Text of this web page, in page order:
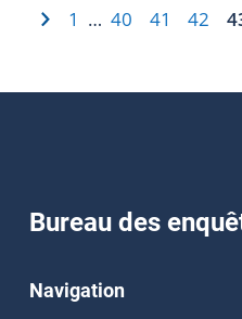
1 … 40 41 42
Bureau des
Navigation